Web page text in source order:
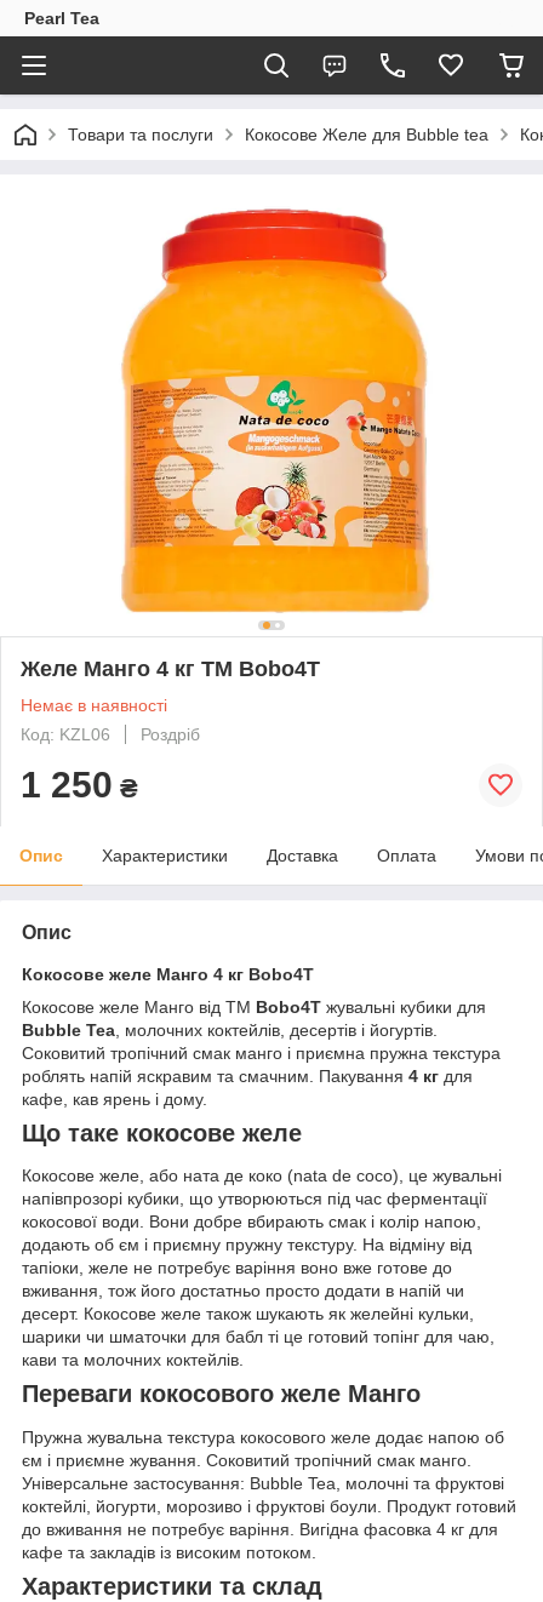
Pearl Tea
Товари та послуги Кокосове Желе для Bubble tea
Желе Манго 4 кг ТМ Bobo4T
Немає в наявності
Код: KZL06
Роздріб
1 250 ₴
Опис Характеристики Доставка Оплата Умови
Опис
Кокосове желе Манго 4 кг Bobo4T
Кокосове желе Манго від ТМ Bobo4T жувальні кубики для
Bubble Tea , молочних коктейлів, десертів і йогуртів.
Соковитий тропічний смак манго і приємна пружна текстура
роблять напій яскравим та смачним. Пакування 4 кг для
кафе, кав ярень і дому.
Що таке кокосове желе
Кокосове желе, або ната де коко (nata de coco), це жувальні
напівпрозорі кубики, що утворюються під час ферментації
кокосової води. Вони добре вбирають смак і колір напою,
додають об єм і приємну пружну текстуру. На відміну від
тапіоки, желе не потребує варіння воно вже готове до
вживання, тож його достатньо просто додати в напій чи
десерт. Кокосове желе також шукають як желейні кульки,
шарики чи шматочки для бабл ті це готовий топінг для чаю,
кави та молочних коктейлів.
Переваги кокосового желе Манго
Пружна жувальна текстура кокосового желе додає напою об
єм і приємне жування. Соковитий тропічний смак манго.
Універсальне застосування: Bubble Tea, молочні та фруктові
коктейлі, йогурти, морозиво і фруктові боули. Продукт готовий
до вживання не потребує варіння. Вигідна фасовка 4 кг для
кафе та закладів із високим потоком.
Характеристики та склад